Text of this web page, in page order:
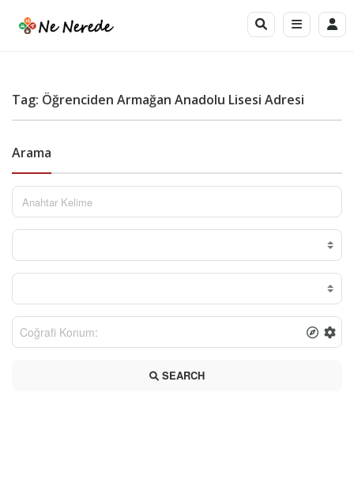
Tag: Öğrenciden Armağan Anadolu Lisesi Adresi
Arama
SEARCH